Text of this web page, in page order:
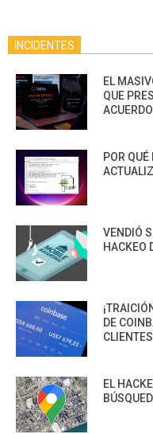
INCIDENTES
EL
QUE
POR
VENDIÓ
HACKEO
DE
EL